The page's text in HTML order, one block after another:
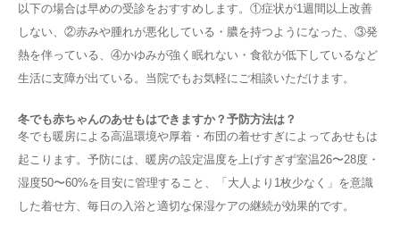
以下の場合は早めの受診をおすすめします。①症状が1週間以上改善
しない、②赤みや腫れが悪化している・膿を持つようになった、③発
熱を伴っている、④かゆみが強く眠れない・食欲が低下しているなど
生活に支障が出ている。当院でもお気軽にご相談いただけます。
冬でも赤ちゃんのあせもはできますか？予防方法は？
冬でも暖房による高温環境や厚着・布団の着せすぎによってあせもは
起こります。予防には、暖房の設定温度を上げすぎず室温26〜28度・
湿度50〜60%を目安に管理すること、「大人より1枚少なく」を意識
した着せ方、毎日の入浴と適切な保湿ケアの継続が効果的です。